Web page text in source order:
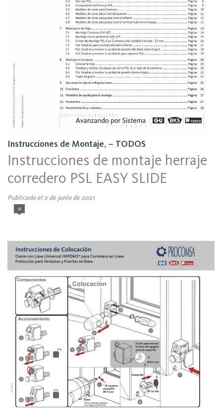
Instrucciones de Montaje, – TODOS
Instrucciones de montaje herraje
corredero PSL EASY SLIDE
Publicado el 2 de junio de 2021
0